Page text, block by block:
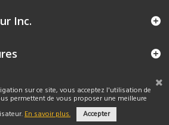
Inc.
sur ce site, vous acceptez l'utilisation de
permettent de vous proposer une meilleure
En savoir plus. Accepter